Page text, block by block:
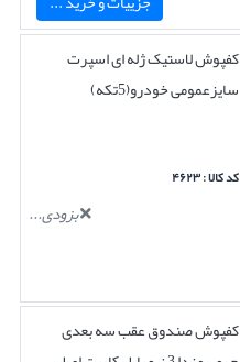
کفپوش لاستیک ژله ای اسپرت
سایزعمومی خودرو(5تکه)
کد کالا : ۴۶۲۳
بزودی...
کفپوش صندوق عقب سه بعدی